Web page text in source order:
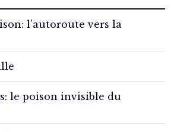
l’autoroute vers la
le poison invisible du